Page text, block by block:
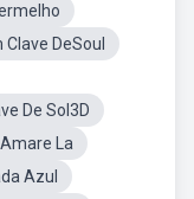
Clave DeSoul
De Sol3D
La
Azul